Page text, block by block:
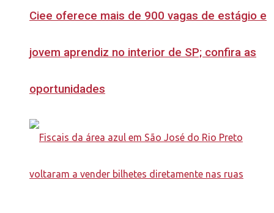
Ciee oferece mais de 900 vagas de estágio e
jovem aprendiz no interior de SP; confira as
oportunidades